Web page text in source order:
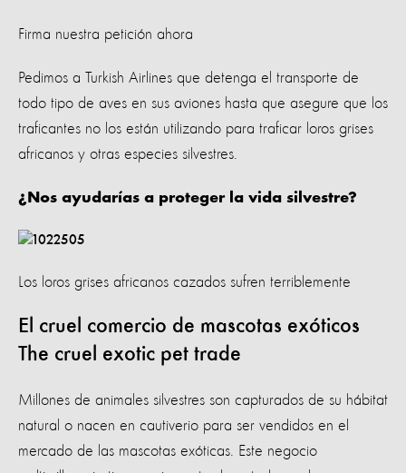
Firma nuestra petición ahora
Pedimos a Turkish Airlines que detenga el transporte de
todo tipo de aves en sus aviones hasta que asegure que los
traficantes no los están utilizando para traficar loros grises
africanos y otras especies silvestres.
¿Nos ayudarías a proteger la vida silvestre?
Los loros grises africanos cazados sufren terriblemente
El cruel comercio de mascotas exóticos
The cruel exotic pet trade
Millones de animales silvestres son capturados de su hábitat
natural o nacen en cautiverio para ser vendidos en el
mercado de las mascotas exóticas. Este negocio